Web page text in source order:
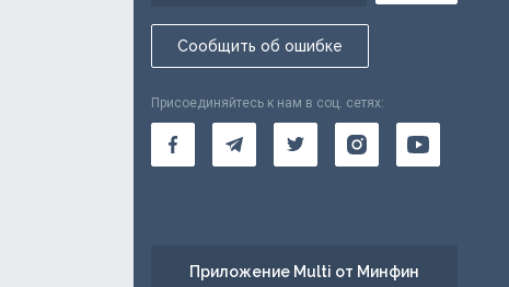
Сообщить об ошибке
Присоединяйтесь к нам в соц. сетях:
Приложение Multi от Минфин